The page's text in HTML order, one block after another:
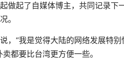
起了自媒体博主，共同记录下
。
“我是觉得大陆的网络发展特别
都要比台湾更方便一些。